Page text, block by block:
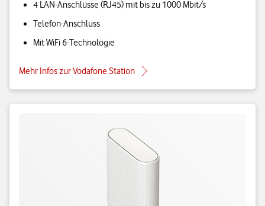
4 LAN-Anschlüsse (RJ45) mit bis zu 1000 Mbit/s
Telefon-Anschluss
Mit WiFi 6-Technologie
Mehr Infos zur Vodafone Station